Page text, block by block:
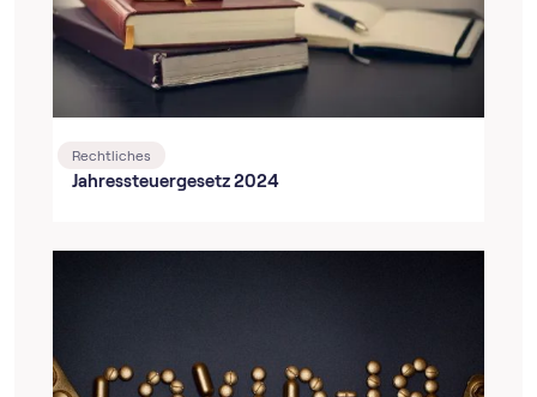
Rechtliches
Jahressteuergesetz 2024